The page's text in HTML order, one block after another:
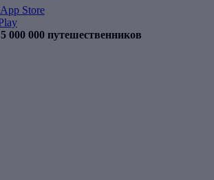
5 000 000 путешественников